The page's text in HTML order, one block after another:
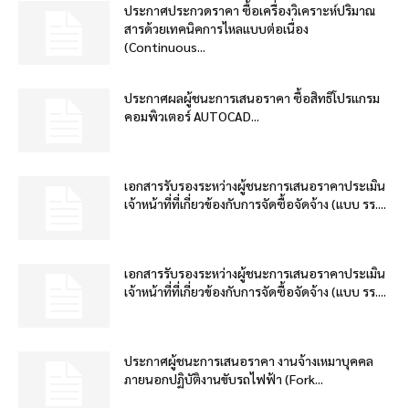
ประกาศประกวดราคา ซื้อเครื่องวิเคราะห์ปริมาณ
สารด้วยเทคนิคการไหลแบบต่อเนื่อง
(Continuous...
ประกาศผลผู้ชนะการเสนอราคา ซื้อสิทธิโปรแกรม
คอมพิวเตอร์ AUTOCAD...
เอกสารรับรองระหว่างผู้ชนะการเสนอราคาประเมิน
เจ้าหน้าที่ที่เกี่ยวข้องกับการจัดซื้อจัดจ้าง (แบบ รร....
เอกสารรับรองระหว่างผู้ชนะการเสนอราคาประเมิน
เจ้าหน้าที่ที่เกี่ยวข้องกับการจัดซื้อจัดจ้าง (แบบ รร....
ประกาศผู้ชนะการเสนอราคา งานจ้างเหมาบุคคล
ภายนอกปฏิบัติงานขับรถไฟฟ้า (Fork...